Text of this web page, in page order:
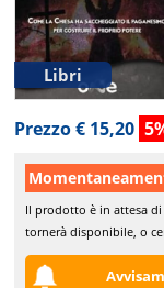
Libri
Prezzo € 15,20
Il prodotto è in attesa
tornerà disponibile, o